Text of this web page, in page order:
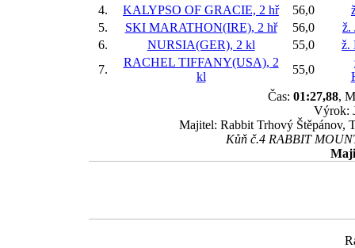
4.
KALYPSO OF GRACIE, 2 hř 56,0
5.
SKI MARATHON(IRE), 2 hř 56,0
ž.
6.
NURSIA(GER), 2 kl 55,0
ž.
7.
RACHEL TIFFANY(USA), 2
kl
55,0
Čas: 01:27,88,
Výrok:
Majitel: Rabbit Trhový Štěpánov,
Kůň č.4 RABBIT